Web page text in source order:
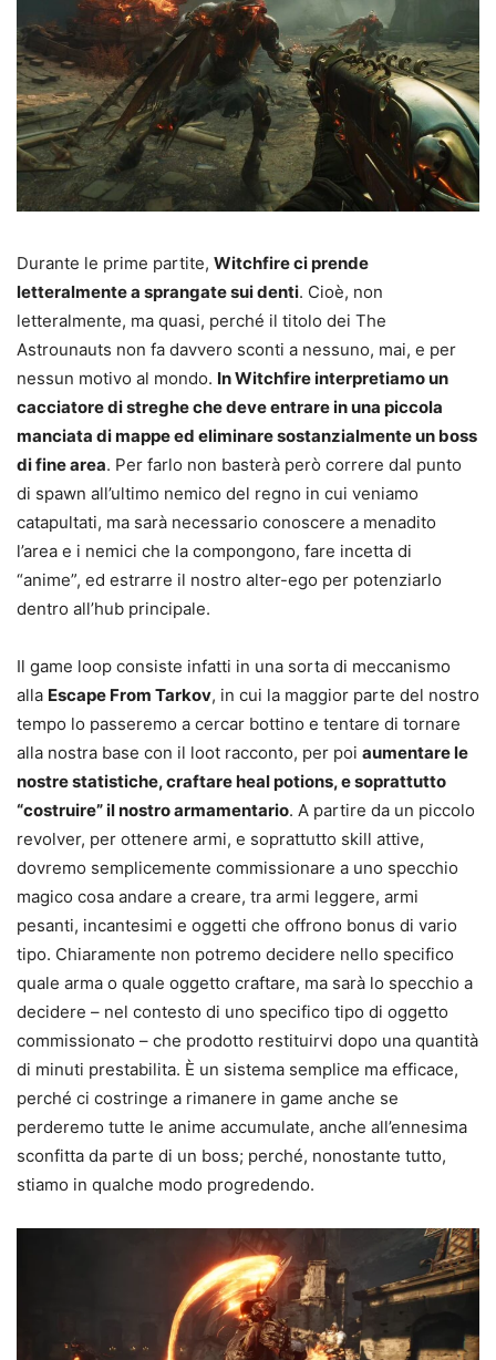
Durante le prime partite, Witchfire ci prende
letteralmente a sprangate sui denti. Cioè, non
letteralmente, ma quasi, perché il titolo dei The
Astrounauts non fa davvero sconti a nessuno, mai, e per
nessun motivo al mondo. In Witchfire interpretiamo un
cacciatore di streghe che deve entrare in una piccola
manciata di mappe ed eliminare sostanzialmente un boss
di fine area. Per farlo non basterà però correre dal punto
di spawn all’ultimo nemico del regno in cui veniamo
catapultati, ma sarà necessario conoscere a menadito
l’area e i nemici che la compongono, fare incetta di
“anime”, ed estrarre il nostro alter-ego per potenziarlo
dentro all’hub principale.
Il game loop consiste infatti in una sorta di meccanismo
alla Escape From Tarkov, in cui la maggior parte del nostro
tempo lo passeremo a cercar bottino e tentare di tornare
alla nostra base con il loot racconto, per poi aumentare le
nostre statistiche, craftare heal potions, e soprattutto
“costruire” il nostro armamentario. A partire da un piccolo
revolver, per ottenere armi, e soprattutto skill attive,
dovremo semplicemente commissionare a uno specchio
magico cosa andare a creare, tra armi leggere, armi
pesanti, incantesimi e oggetti che offrono bonus di vario
tipo. Chiaramente non potremo decidere nello specifico
quale arma o quale oggetto craftare, ma sarà lo specchio a
decidere – nel contesto di uno specifico tipo di oggetto
commissionato – che prodotto restituirvi dopo una quantità
di minuti prestabilita. È un sistema semplice ma efficace,
perché ci costringe a rimanere in game anche se
perderemo tutte le anime accumulate, anche all’ennesima
sconfitta da parte di un boss; perché, nonostante tutto,
stiamo in qualche modo progredendo.